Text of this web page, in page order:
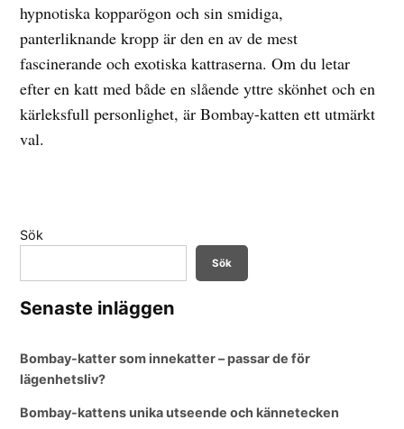
hypnotiska kopparögon och sin smidiga,
panterliknande kropp är den en av de mest
fascinerande och exotiska kattraserna. Om du letar
efter en katt med både en slående yttre skönhet och en
kärleksfull personlighet, är Bombay-katten ett utmärkt
val.
Sök
Sök
Senaste inläggen
Bombay-katter som innekatter – passar de för
lägenhetsliv?
Bombay-kattens unika utseende och kännetecken